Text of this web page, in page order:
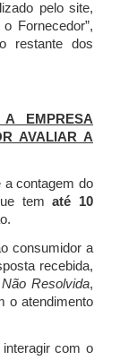
pelo site,
Fornecedor”,
restante dos
EMPRESA
AVALIAR A
a contagem do
tematé 10
consumidor a
recebida,
Não Resolvida,
o atendimento
com o